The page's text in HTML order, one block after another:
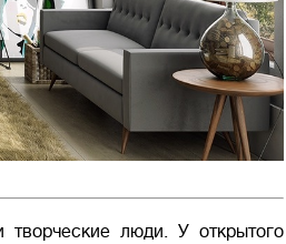
люди. У открытого